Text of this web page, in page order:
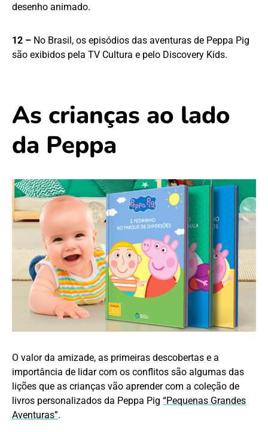
desenho animado.
12 – No Brasil, os episódios das aventuras de Peppa Pig
são exibidos pela TV Cultura e pelo Discovery Kids.
As crianças ao lado
da Peppa
O valor da amizade, as primeiras descobertas e a
importância de lidar com os conflitos são algumas das
lições que as crianças vão aprender com a coleção de
livros personalizados da Peppa Pig “Pequenas Grandes
Aventuras”.